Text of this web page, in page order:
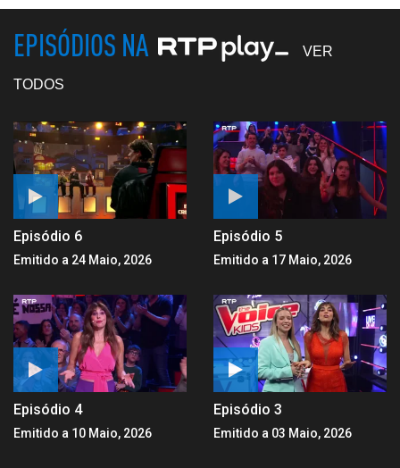
EPISÓDIOS NA VER
TODOS
Episódio 6
Emitido a 24 Maio, 2026
Episódio 5
Emitido a 17 Maio, 2026
Episódio 4
Emitido a 10 Maio, 2026
Episódio 3
Emitido a 03 Maio, 2026